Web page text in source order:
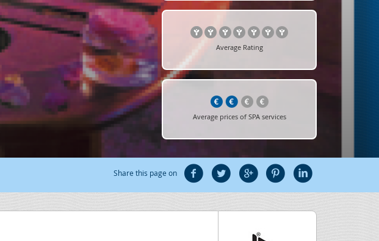
Average Rating
Average prices of SPA services
Share this page on